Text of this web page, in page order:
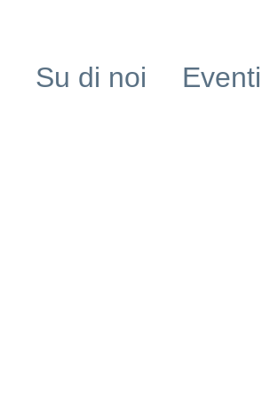
Su di noi Eventi